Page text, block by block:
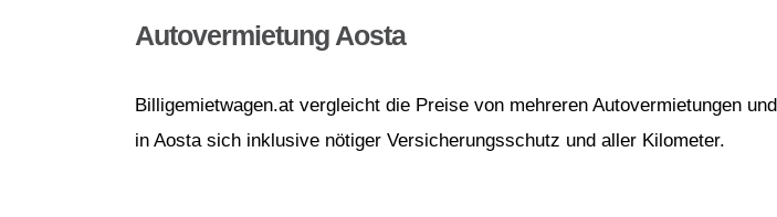
Autovermietung Aosta
Billigemietwagen.at vergleicht die Preise von mehreren Autovermietungen
in Aosta sich inklusive nötiger Versicherungsschutz und aller Kilometer.